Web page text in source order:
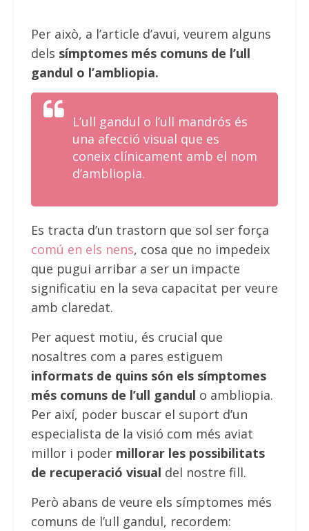
Per això, a l’article d’avui, veurem alguns
dels símptomes més comuns de l’ull
gandul o l’ambliopia.
L’ull gandul o l’ull mandrós és
una afecció visual que es
coneix clínicament amb el nom
d’ambliopia.
Es tracta d’un trastorn que sol ser força
comú en els nens, cosa que no impedeix
que pugui arribar a ser un impacte
significatiu en la seva capacitat per veure
amb claredat.
Per aquest motiu, és crucial que
nosaltres com a pares estiguem
informats de quins són els símptomes
més comuns de l’ull gandul o ambliopia.
Per així, poder buscar el suport d’un
especialista de la visió com més aviat
millor i poder millorar les possibilitats
de recuperació visual del nostre fill.
Però abans de veure els símptomes més
comuns de l’ull gandul, recordem: